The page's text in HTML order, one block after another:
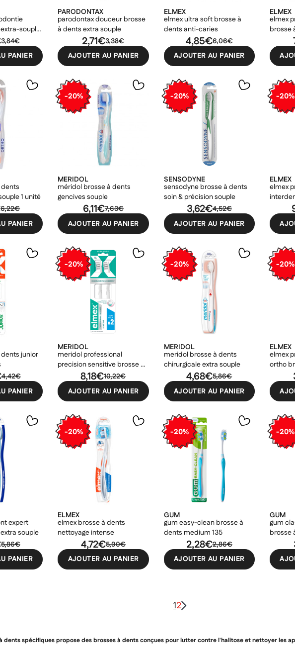
souple
3,84€
PANIER
PARODONTAX
parodontax douceur brosse
à dents extra souple
3,38€
2,71€
AJOUTER AU PANIER
ELMEX
elmex ultra soft brosse à
dents anti-caries
6,06€
4,85€
AJOUTER AU PANIER
ELMEX
elmex
brosse
1 unité
6,22€
PANIER
-20%
MERIDOL
méridol brosse à dents
gencives souple
7,63€
6,11€
AJOUTER AU PANIER
-20%
SENSODYNE
sensodyne brosse à dents
soin & précision souple
4,52€
3,62€
AJOUTER AU PANIER
-20%
ELMEX
elmex
junior
4,42€
PANIER
-20%
MERIDOL
meridol professional
precision sensitive brosse à
dents extra souple duo pack
10,22€
8,18€
AJOUTER AU PANIER
-20%
MERIDOL
meridol brosse à dents
chirurgicale extra souple
5,86€
4,68€
AJOUTER AU PANIER
-20%
ELMEX
elmex
ortho
expert
souple
5,86€
PANIER
-20%
ELMEX
elmex brosse à dents
nettoyage intense
5,90€
4,72€
AJOUTER AU PANIER
-20%
GUM
gum easy-clean brosse à
dents medium 135
2,86€
2,28€
AJOUTER AU PANIER
-20%
GUM
gum
brosse
12
dents spécifiques propose des brosses à dents conçues pour lutter contre l'halitose et nettoyer les